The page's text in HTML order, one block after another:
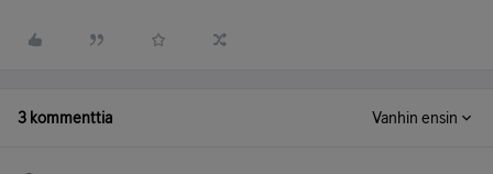
3 kommenttia Vanhin ensin